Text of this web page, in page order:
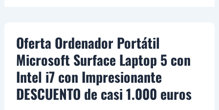
Oferta Ordenador Portátil
Microsoft Surface Laptop 5 con
Intel i7 con Impresionante
DESCUENTO de casi 1.000 euros